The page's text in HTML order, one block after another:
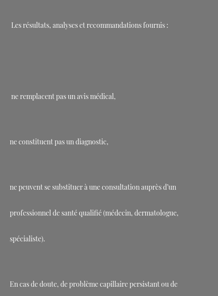
Les résultats, analyses et recommandations fournis :
ne remplacent pas un avis médical,
ne constituent pas un diagnostic,
ne peuvent se substituer à une consultation auprès d’un
professionnel de santé qualifié (médecin, dermatologue,
spécialiste).
En cas de doute, de problème capillaire persistant ou de